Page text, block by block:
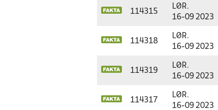
114315
LØR.
16-09 2023
114318
LØR.
16-09 2023
114319
LØR.
16-09 2023
114317
LØR.
16-09 2023